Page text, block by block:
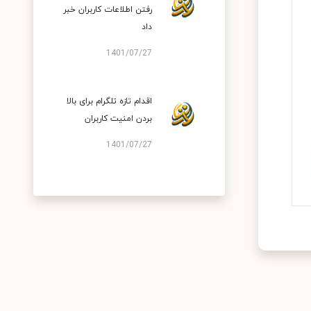
رفتن اطلاعات کاربران خبر
داد
1401/07/27
اقدام تازه تلگرام برای بالا
بردن امنیت کاربران
1401/07/27